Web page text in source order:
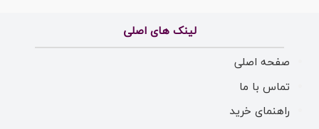
لینک های اصلی
صفحه اصلی
تماس با ما
راهنمای خرید